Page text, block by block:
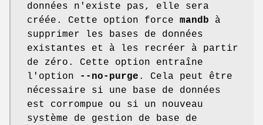
données n'existe pas, elle sera
créée. Cette option force mandb à
supprimer les bases de données
existantes et à les recréer à partir
de zéro. Cette option entraîne
l'option
--no-purge . Cela peut être
nécessaire si une base de données
est corrompue ou si un nouveau
système de gestion de base de